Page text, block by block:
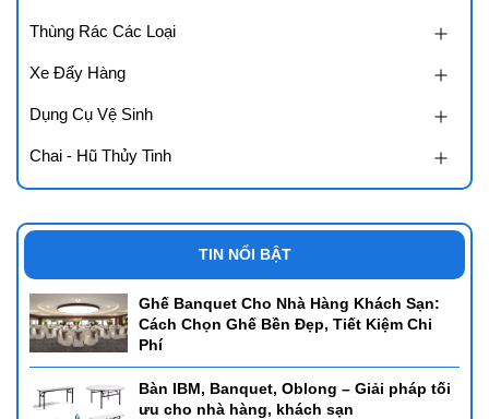
Thùng Rác Các Loại
Xe Đẩy Hàng
Dụng Cụ Vệ Sinh
Chai - Hũ Thủy Tinh
TIN NỔI BẬT
Ghế Banquet Cho Nhà Hàng Khách Sạn:
Cách Chọn Ghế Bền Đẹp, Tiết Kiệm Chi
Phí
Bàn IBM, Banquet, Oblong – Giải pháp tối
ưu cho nhà hàng, khách sạn